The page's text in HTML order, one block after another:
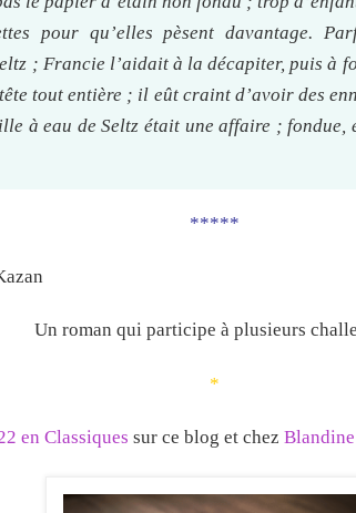
pour qu’elles pèsent davantage.
; Francie l’aidait à la décapiter, puis à
tout entière ; il eût craint d’avoir des
à eau de Seltz était une affaire ;
*****
Un roman qui participe à plusieurs
*
en Classiques sur ce blog et chez Blandine